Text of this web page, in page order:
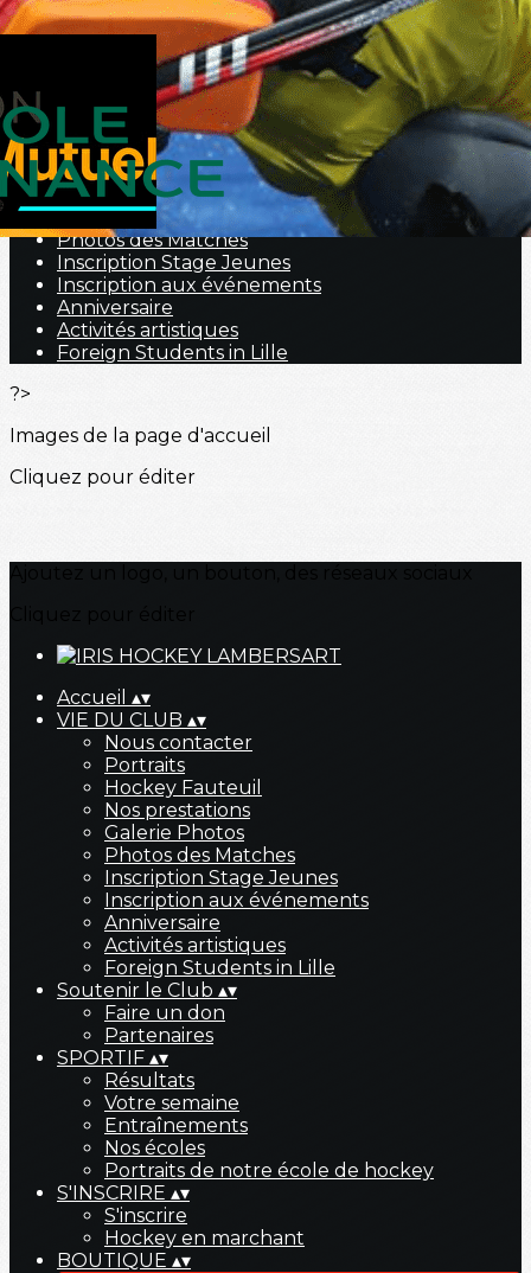
Menu
>
Nous contacter
Portraits
Hockey Fauteuil
Nos prestations
Galerie Photos
Photos des Matches
Inscription Stage Jeunes
Inscription aux événements
Anniversaire
Activités artistiques
Foreign Students in Lille
?>
Images de la page d'accueil
Cliquez pour éditer
Accueil ▴▾
VIE DU CLUB ▴▾
Nous contacter
Portraits
Hockey Fauteuil
Nos prestations
Galerie Photos
Photos des Matches
Inscription Stage Jeunes
Inscription aux événements
Anniversaire
Activités artistiques
Foreign Students in Lille
Soutenir le Club ▴▾
Faire un don
Partenaires
SPORTIF ▴▾
Résultats
Votre semaine
Entraînements
Nos écoles
Portraits de notre école de hockey
S'INSCRIRE ▴▾
S'inscrire
Hockey en marchant
BOUTIQUE ▴▾